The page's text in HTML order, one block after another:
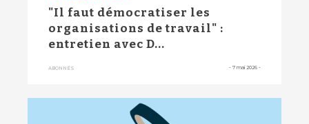
"Il faut démocratiser les
organisations de travail" :
entretien avec D...
ABONNÉS - 7 mai 2026 -